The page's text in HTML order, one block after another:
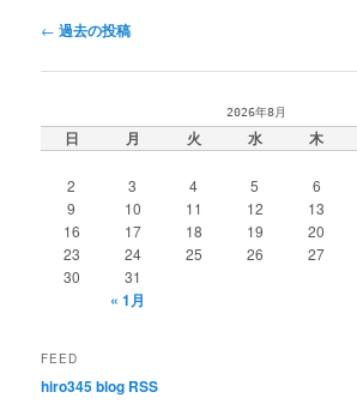
投
ナ
ゲ
ー
← 過去の投稿
2026年8月
日 月 火 水 木
2
3 4 5 6
9
10 11 12 13
16
17 18 19 20
23
24 25 26 27
30
31
« 1月
FEED
hiro345 blog RSS